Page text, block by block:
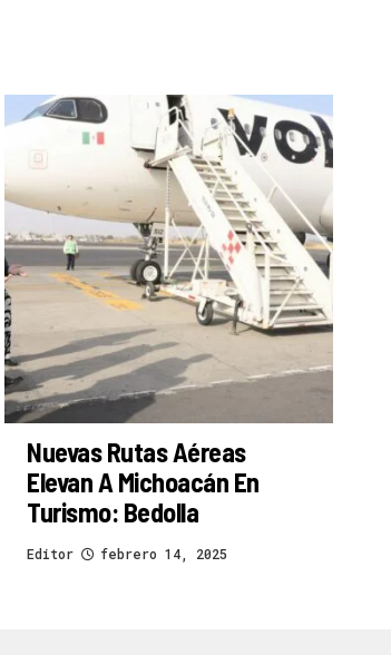
Nuevas Rutas Aéreas
Elevan A Michoacán En
Turismo: Bedolla
Editor febrero 14, 2025